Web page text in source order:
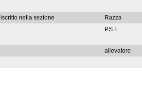
iscritto nella sezione
Razza
P.S.I.
allevatore